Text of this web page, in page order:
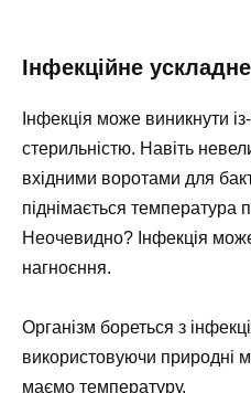
Інфекційне
Інфекція може виникнути
стерильністю. Навіть
вхідними воротами для
піднімається температура
Неочевидно? Інфекція
нагноєння.
Організм бореться з
використовуючи природні
маємо температуру.